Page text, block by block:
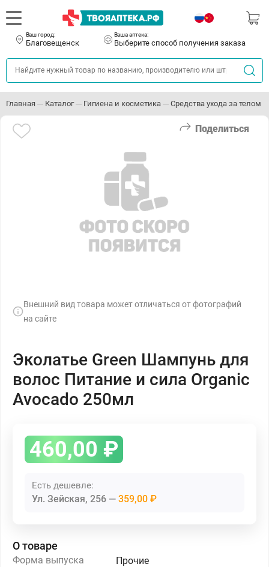
Ваш город:
Благовещенск
Ваша аптека:
Выберите способ получения заказа
Главная Каталог Гигиена и косметика Средства ухода за телом
Поделиться
Внешний вид товара может отличаться от фотографий
на сайте
Эколатье Green Шампунь для
волос Питание и сила Organic
Avocado 250мл
460,00 ₽
Есть дешевле:
Ул. Зейская, 256 359,00 ₽
О товаре
Форма выпуска
Прочие